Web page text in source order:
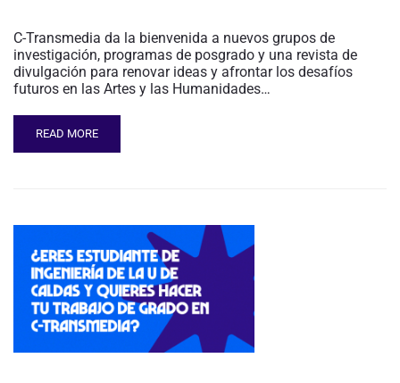
C-Transmedia da la bienvenida a nuevos grupos de
investigación, programas de posgrado y una revista de
divulgación para renovar ideas y afrontar los desafíos
futuros en las Artes y las Humanidades…
READ MORE